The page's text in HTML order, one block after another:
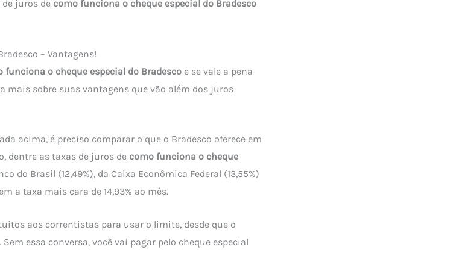
juros de como funciona o cheque especial do Bradesco
– Vantagens!
funciona o cheque especial do Bradesco e se vale a pena
mais sobre suas vantagens que vão além dos juros
acima, é preciso comparar o que o Bradesco oferece em
dentre as taxas de juros de como funciona o cheque
do Brasil (12,49%), da Caixa Econômica Federal (13,55%)
a taxa mais cara de 14,93% ao mês.
aos correntistas para usar o limite, desde que o
essa conversa, você vai pagar pelo cheque especial